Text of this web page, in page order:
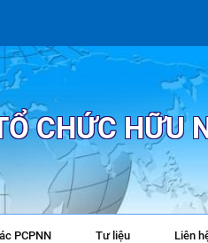
CHỨC HỮU
PCPNN Tư liệu Liên